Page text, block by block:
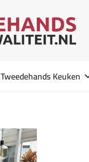
Tweedehands Keuken